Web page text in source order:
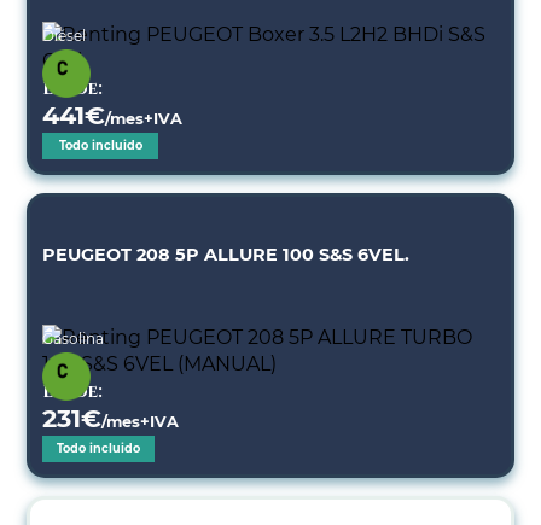
Diésel
Desde:
441€/mes+IVA
Todo incluido
PEUGEOT 208 5P ALLURE 100 S&S 6VEL.
Gasolina
Desde:
231€/mes+IVA
Todo incluido